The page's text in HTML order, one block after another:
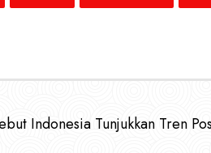
Indonesia Tunjukkan Tren